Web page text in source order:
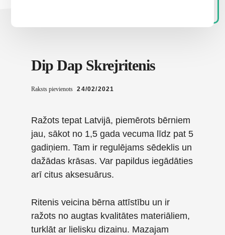
Dip Dap Skrejritenis
Raksts pievienots 24/02/2021
Ražots tepat Latvijā, piemērots bērniem
jau, sākot no 1,5 gada vecuma līdz pat 5
gadiņiem. Tam ir regulējams sēdeklis un
dažādas krāsas. Var papildus iegādāties
arī citus aksesuārus.
Ritenis veicina bērna attīstību un ir
ražots no augtas kvalitātes materiāliem,
turklāt ar lielisku dizainu. Mazajam